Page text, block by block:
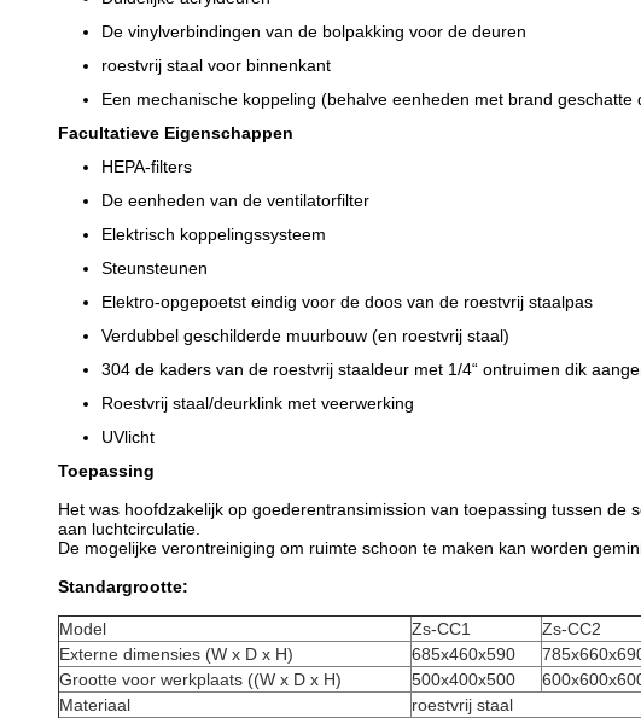
De vinylverbindingen van de bolpakking voor de deuren
roestvrij staal voor binnenkant
Een mechanische koppeling (behalve eenheden met brand geschatte
Facultatieve Eigenschappen
HEPA-filters
De eenheden van de ventilatorfilter
Elektrisch koppelingssysteem
Steunsteunen
Elektro-opgepoetst eindig voor de doos van de roestvrij staalpas
Verdubbel geschilderde muurbouw (en roestvrij staal)
304 de kaders van de roestvrij staaldeur met 1/4“ ontruimen dik
Roestvrij staal/deurklink met veerwerking
UVlicht
Toepassing
Het was hoofdzakelijk op goederentransimission van toepassing tussen
aan luchtcirculatie.
De mogelijke verontreiniging om ruimte schoon te maken kan worden
Standargrootte:
Model Zs-CC1 Zs-CC2
Externe dimensies (W x D x H)
685x460x590
Grootte voor werkplaats ((W x D x H)
500x400x500
Materiaal
roestvrij staal